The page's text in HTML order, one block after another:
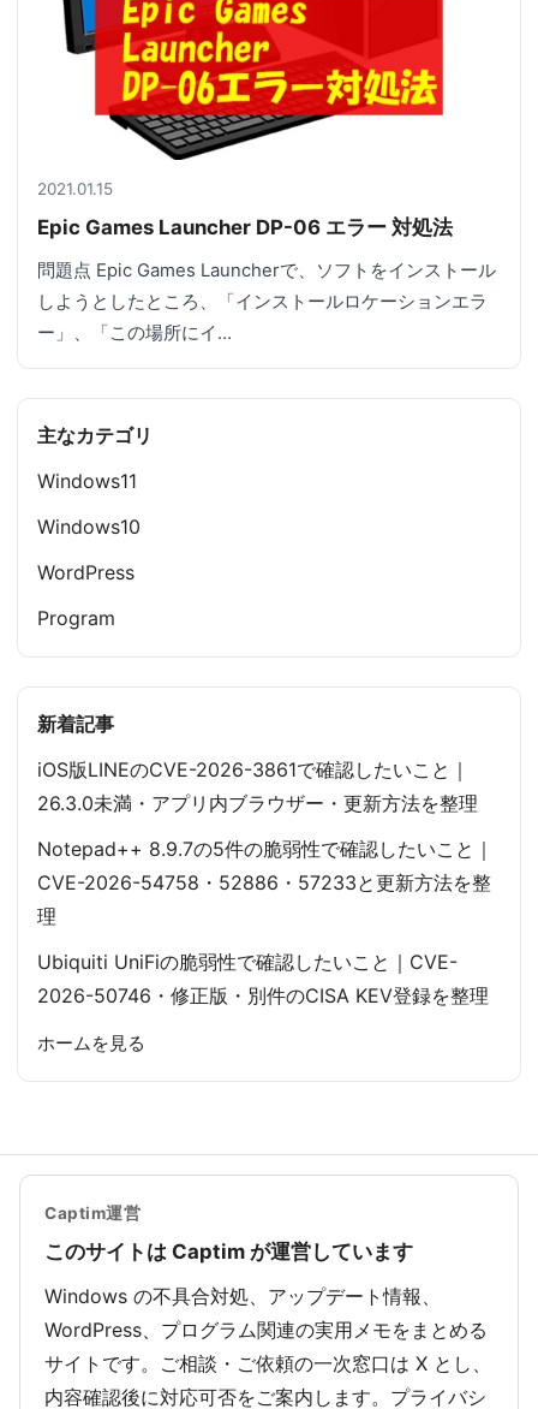
2021.01.15
Epic Games Launcher DP-06 エラー 対処法
問題点 Epic Games Launcherで、ソフトをインストール
しようとしたところ、「インストールロケーションエラ
ー」、「この場所にイ…
主なカテゴリ
Windows11
Windows10
WordPress
Program
新着記事
iOS版LINEのCVE-2026-3861で確認したいこと｜
26.3.0未満・アプリ内ブラウザー・更新方法を整理
Notepad++ 8.9.7の5件の脆弱性で確認したいこと｜
CVE-2026-54758・52886・57233と更新方法を整
理
Ubiquiti UniFiの脆弱性で確認したいこと｜CVE-
2026-50746・修正版・別件のCISA KEV登録を整理
ホームを見る
Captim運営
このサイトは Captim が運営しています
Windows の不具合対処、アップデート情報、
WordPress、プログラム関連の実用メモをまとめる
サイトです。ご相談・ご依頼の一次窓口は X とし、
内容確認後に対応可否をご案内します。プライバシ